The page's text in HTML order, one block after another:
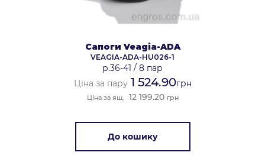
Сапоги Veagia-ADA
VEAGIA-ADA-HU026-1
р.36-41 / 8 пар
Ціна за пару1 524.90грн
Ціна за ящ. 12 199.20 грн
До кошику